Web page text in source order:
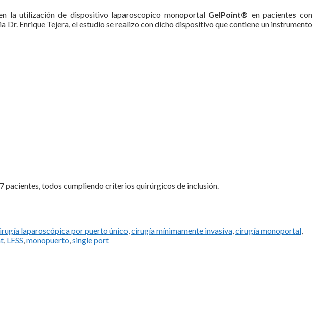
la utilización de dispositivo laparoscopico monoportal GelPoint® en pacientes con
Enrique Tejera, el estudio se realizo con dicho dispositivo que contiene un instrumento
pacientes, todos cumpliendo criterios quirúrgicos de inclusión.
laparoscópica por puerto único,cirugía mínimamente invasiva,cirugía monoportal,
, LESS,monopuerto,single port